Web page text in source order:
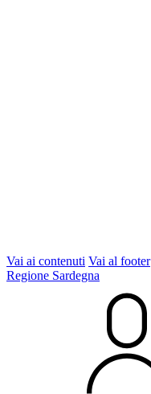
Vai ai contenuti Vai al footer
Regione Sardegna